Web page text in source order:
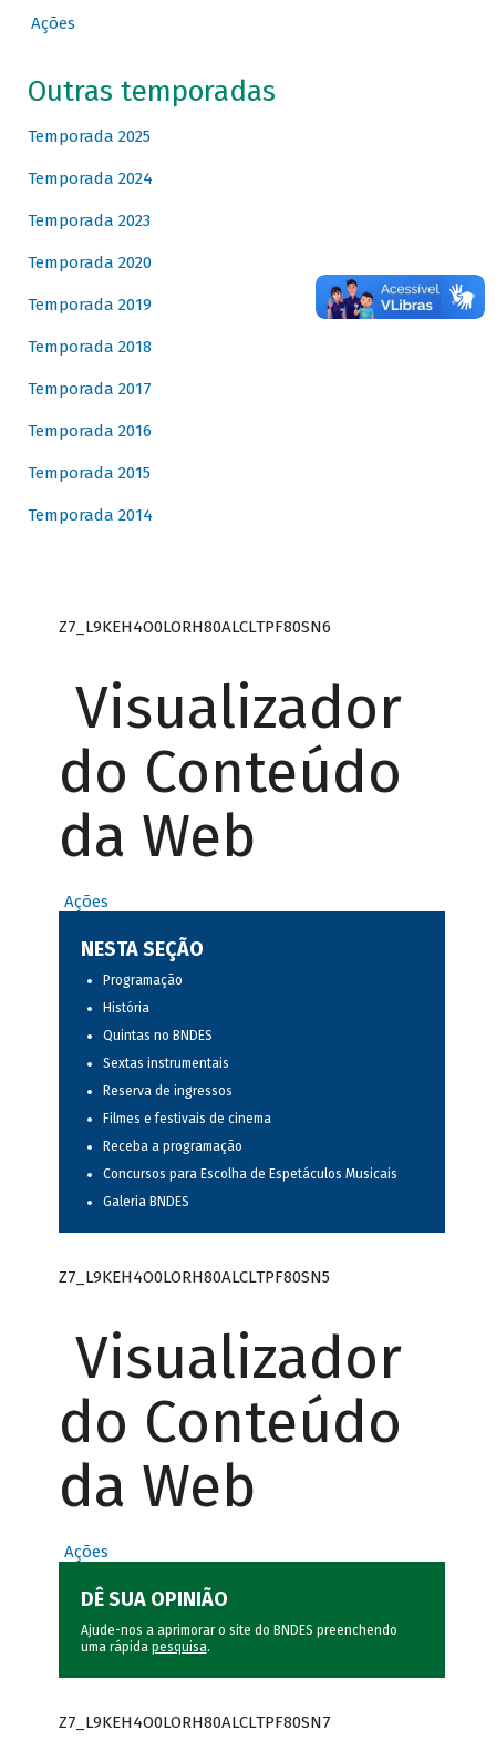
Ações
Outras temporadas
Temporada 2025
Temporada 2024
Temporada 2023
Temporada 2020
Temporada 2019
Temporada 2018
Temporada 2017
Temporada 2016
Temporada 2015
Temporada 2014
Z7_L9KEH4O0LORH80ALCLTPF80SN6
Visualizador
do Conteúdo
da Web
Ações
NESTA SEÇÃO
Programação
História
Quintas no BNDES
Sextas instrumentais
Reserva de ingressos
Filmes e festivais de cinema
Receba a programação
Concursos para Escolha de Espetáculos Musicais
Galeria BNDES
Z7_L9KEH4O0LORH80ALCLTPF80SN5
Visualizador
do Conteúdo
da Web
Ações
DÊ SUA OPINIÃO
Ajude-nos a aprimorar o site do BNDES preenchendo
uma rápida pesquisa.
Z7_L9KEH4O0LORH80ALCLTPF80SN7